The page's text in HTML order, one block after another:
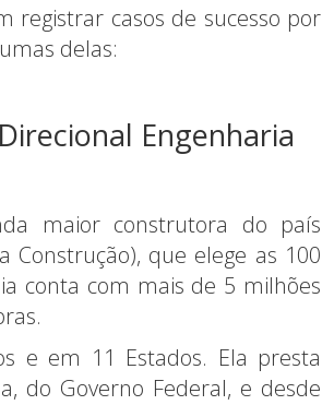
registrar casos de sucesso por
delas:
Engenharia
maior construtora do país
Construção), que elege as 100
conta com mais de 5 milhões
e em 11 Estados. Ela pres­ta
do Governo Fede­ral, e desde